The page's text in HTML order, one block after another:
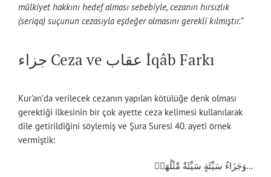
mülkiyet hakkını hedef alması sebebiyle, cezanın hırsızlık
(seriqa) suçunun cezasıyla eşdeğer olmasını gerekli kılmıştır.”
جزاء Ceza ve عقاب İqâb Farkı
Kur’an’da verilecek cezanın yapılan kötülüğe denk olması
gerektiği ilkesinin bir çok ayette ceza kelimesi kullanılarak
dile getirildiğini söylemiş ve Şura Suresi 40. ayeti örnek
vermiştik:
وَجَزَاءُ سَيِّئَةٍ سَيِّئَةٌ مِّثْلُهَاۖ…